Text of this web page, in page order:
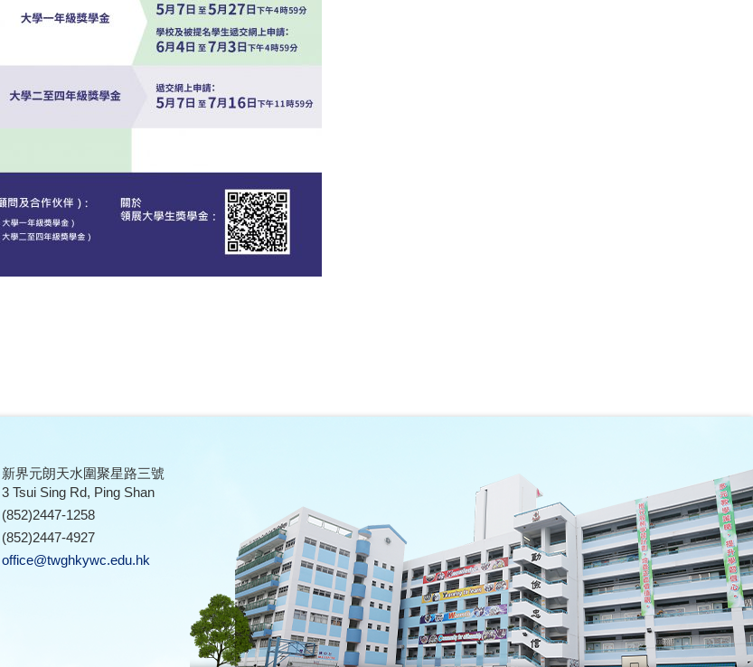
新界元朗天水圍聚星路三號
3 Tsui Sing Rd, Ping Shan
(852)2447-1258
(852)2447-4927
office@twghkywc.edu.hk